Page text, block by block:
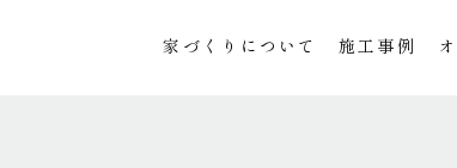
家づくりについて 施工事例